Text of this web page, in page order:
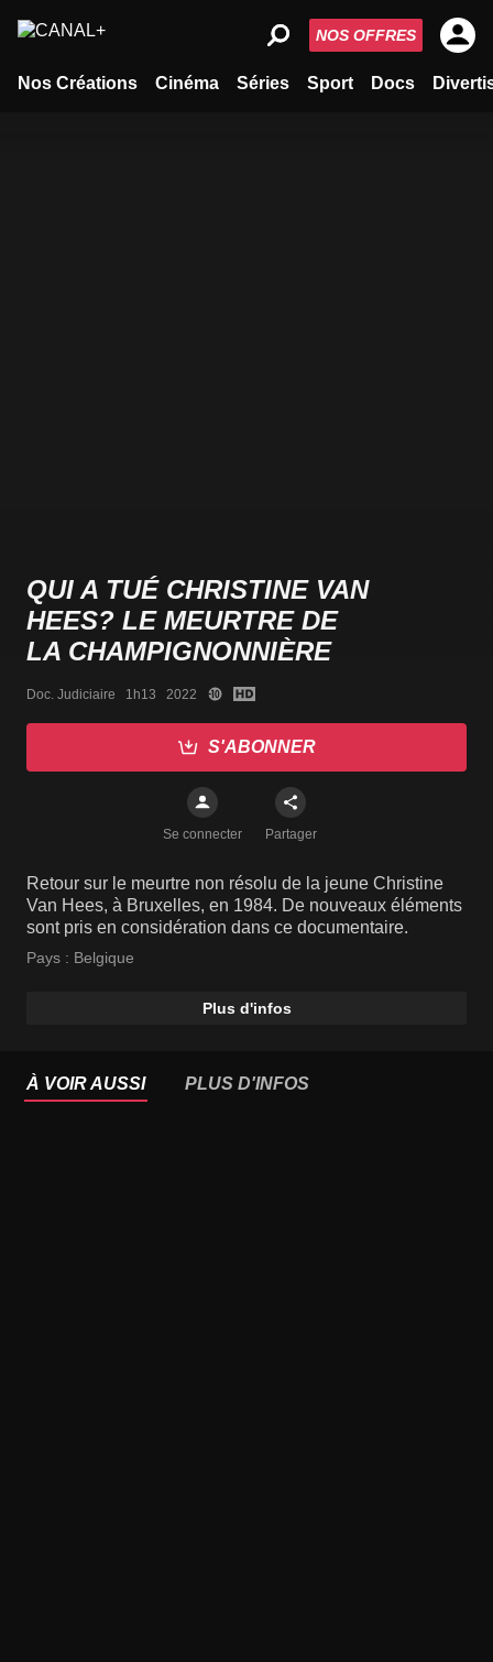
Nos Créations Cinéma Séries Sport Docs
NOS OFFRES
QUI A TUÉ CHRISTINE VAN
HEES? LE MEURTRE DE
LA CHAMPIGNONNIÈRE
Doc. Judiciaire   1h13   2022
S'ABONNER
Se connecter Partager
Retour sur le meurtre non résolu de la jeune Christine
Van Hees, à Bruxelles, en 1984. De nouveaux éléments
sont pris en considération dans ce documentaire.
Pays : Belgique
Plus d'infos
À VOIR AUSSI PLUS D'INFOS